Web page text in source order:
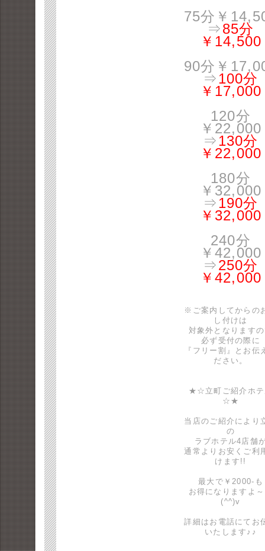
75分￥
⇒85分
￥14,500
90分￥
⇒100分
￥17,000
120分
￥22,000
⇒130分
￥22,000
180分
￥32,000
⇒190分
￥32,000
240分
￥42,000
⇒250分
￥42,000
※ご案内してからの
し付けは
対象外となります
必ず受付の際に
『フリー割』とお伝
ださい。
★☆立町ご紹介ホ
☆★
当店のご紹介により
の
ラブホテル4店舗
通常よりお安くご利
けます!!
最大で￥2000-も
お得になりますよ
(^^)v
詳細はお電話にてお
いたします♪♪